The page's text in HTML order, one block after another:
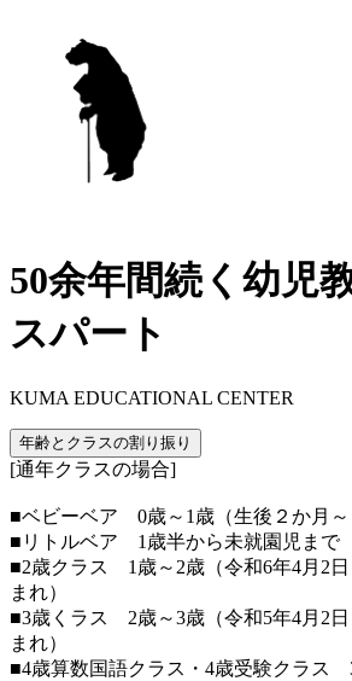
50余年間続く幼児
スパート
KUMA EDUCATIONAL CENTER
年齢とクラスの割り振り
[通年クラスの場合]
■ベビーベア 0歳～1歳（生後２か月～
■リトルベア 1歳半から未就園児まで
■2歳クラス 1歳～2歳（令和6年4月2日
まれ）
■3歳くラス 2歳～3歳（令和5年4月2日
まれ）
■4歳算数国語クラス・4歳受験クラス